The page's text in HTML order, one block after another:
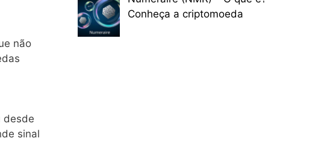
não
desde
sinal
Conheça a criptomoeda